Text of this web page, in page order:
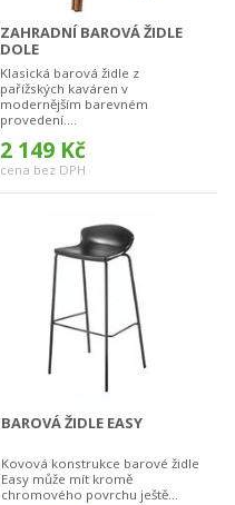
ZAHRADNÍ BAROVÁ ŽIDLE
DOLE
Klasická barová židle z
pařížských kaváren v
modernějším barevném
provedení....
2 149 Kč
cena bez DPH
BAROVÁ ŽIDLE EASY
Kovová konstrukce barové židle
Easy může mít kromě
chromového povrchu ještě...